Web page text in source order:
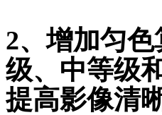
2、增加匀
级、中等级
提高影像清